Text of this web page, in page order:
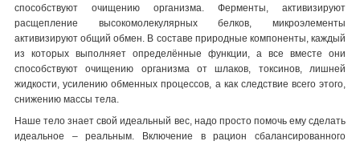
способствуют очищению организма. Ферменты, активизируют
расщепление высокомолекулярных белков, микроэлементы
активизируют общий обмен. В составе природные компоненты, каждый
из которых выполняет определённые функции, а все вместе они
способствуют очищению организма от шлаков, токсинов, лишней
жидкости, усилению обменных процессов, а как следствие всего этого,
снижению массы тела.
Наше тело знает свой идеальный вес, надо просто помочь ему сделать
идеальное – реальным. Включение в рацион сбалансированного